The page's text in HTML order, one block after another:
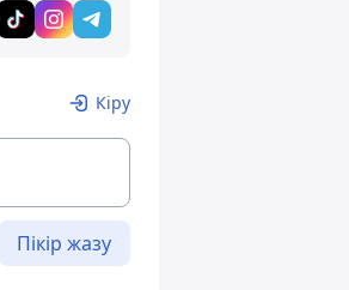
Кіру
Пікір жазу